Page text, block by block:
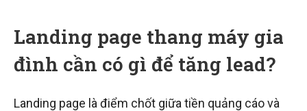
Landing page thang máy gia
đình cần có gì để tăng lead?
Landing page là điểm chốt giữa tiền quảng cáo và